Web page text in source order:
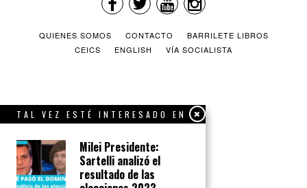
QUIENES SOMOS CONTACTO
BARRILETE LIBROS
CEICS
ENGLISH VÍA SOCIALISTA
TAL VEZ ESTÉ INTERESADO EN
Milei Presidente:
Sartelli analizó el
resultado de las